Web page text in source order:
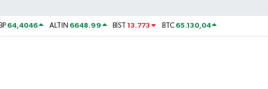
64,4046 ALTIN 6648.99 BİST13.773 BTC 65.130,04